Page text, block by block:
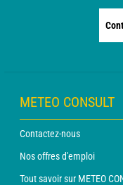
METEO CONSULT
Contactez-nous
Nos offres d'emploi
Tout savoir sur METEO